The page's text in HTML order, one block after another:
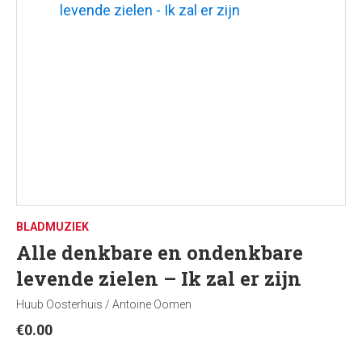
BLADMUZIEK
Alle denkbare en ondenkbare
levende zielen – Ik zal er zijn
Huub Oosterhuis / Antoine Oomen
€0.00